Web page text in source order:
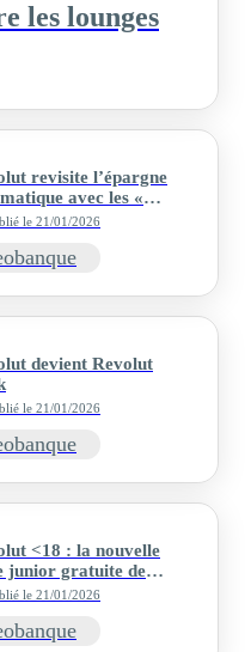
les lounges
revisite l’épargne
avec les «
Revolut »
le 21/01/2026
devient Revolut
le 21/01/2026
<18 : la nouvelle
junior gratuite de
le 21/01/2026